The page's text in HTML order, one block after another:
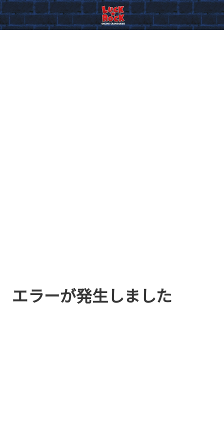
エラーが発生しました